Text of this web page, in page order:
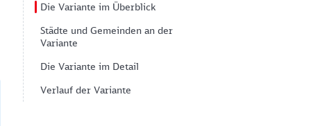
Die Variante im Überblick
Städte und Gemeinden an der
Variante
Die Variante im Detail
Verlauf der Variante